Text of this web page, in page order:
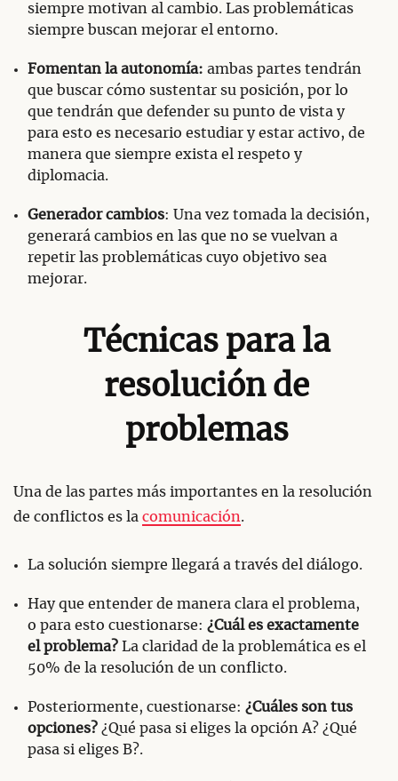
siempre motivan al cambio. Las problemáticas
siempre buscan mejorar el entorno.
Fomentan la autonomía: ambas partes tendrán
que buscar cómo sustentar su posición, por lo
que tendrán que defender su punto de vista y
para esto es necesario estudiar y estar activo, de
manera que siempre exista el respeto y
diplomacia.
Generador cambios: Una vez tomada la decisión,
generará cambios en las que no se vuelvan a
repetir las problemáticas cuyo objetivo sea
mejorar.
Técnicas para la
resolución de
problemas
Una de las partes más importantes en la resolución
de conflictos es la comunicación.
La solución siempre llegará a través del diálogo.
Hay que entender de manera clara el problema,
o para esto cuestionarse: ¿Cuál es exactamente
el problema? La claridad de la problemática es el
50% de la resolución de un conflicto.
Posteriormente, cuestionarse: ¿Cuáles son tus
opciones? ¿Qué pasa si eliges la opción A? ¿Qué
pasa si eliges B?.